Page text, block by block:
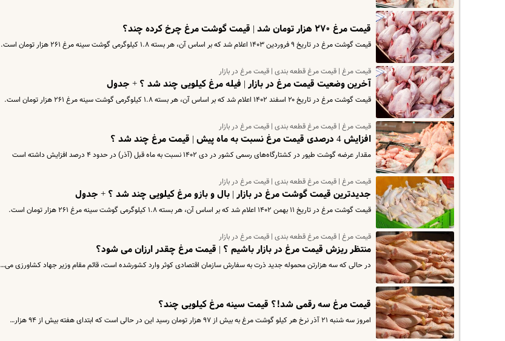
قیمت مرغ ۲۷۰ هزار تومان شد | قیمت گوشت مرغ چرخ کرده چند؟
قیمت گوشت مرغ در تاریخ ۹ فروردین ۱۴۰۳ اعلام شد که بر اساس آن، هر بسته ۱.۸ کیلوگرمی گوشت سینه مرغ ۲۶۱ هزار تومان است.
قیمت مرغ | قیمت مرغ قطعه بندی | قیمت مرغ در بازار
آخرین وضعیت قیمت مرغ در بازار | فیله مرغ کیلویی چند شد ؟ + جدول
قیمت گوشت مرغ در تاریخ ۲۰ اسفند ۱۴۰۲ اعلام شد که بر اساس آن، هر بسته ۱.۸ کیلوگرمی گوشت سینه مرغ ۲۶۱ هزار تومان است.
قیمت مرغ | قیمت مرغ قطعه بندی | قیمت مرغ در بازار
افزایش 4 درصدی قیمت مرغ نسبت به ماه پیش | قیمت مرغ چند شد ؟
مقدار عرضه گوشت طیور در کشتارگاه‌های رسمی کشور در دی ۱۴۰۲ نسبت به ماه قبل (آذر) در حدود ۴ درصد افزایش داشته است
قیمت مرغ | قیمت مرغ قطعه بندی | قیمت مرغ در بازار
جدیدترین قیمت گوشت مرغ در بازار | بال و بازو مرغ کیلویی چند شد ؟ + جدول
قیمت گوشت مرغ در تاریخ ۱۱ بهمن ۱۴۰۲ اعلام شد که بر اساس آن، هر بسته ۱.۸ کیلوگرمی گوشت سینه مرغ ۲۶۱ هزار تومان است.
قیمت مرغ | قیمت مرغ قطعه بندی | قیمت مرغ در بازار
منتظر ریزش قیمت مرغ در بازار باشیم ؟ | قیمت مرغ چقدر ارزان می شود؟
در حالی که سه هزارتن محموله جدید ذرت به سفارش سازمان اقتصادی کوثر وارد کشورشده است، قائم مقام وزیر جهاد کشاورزی می…
قیمت مرغ سه رقمی شد!؟ قیمت سینه مرغ کیلویی چند؟
امروز سه شنبه ۲۱ آذر نرخ هر کیلو گوشت مرغ به بیش از ۹۷ هزار تومان رسید این در حالی است که ابتدای هفته بیش از ۹۴ هزار…